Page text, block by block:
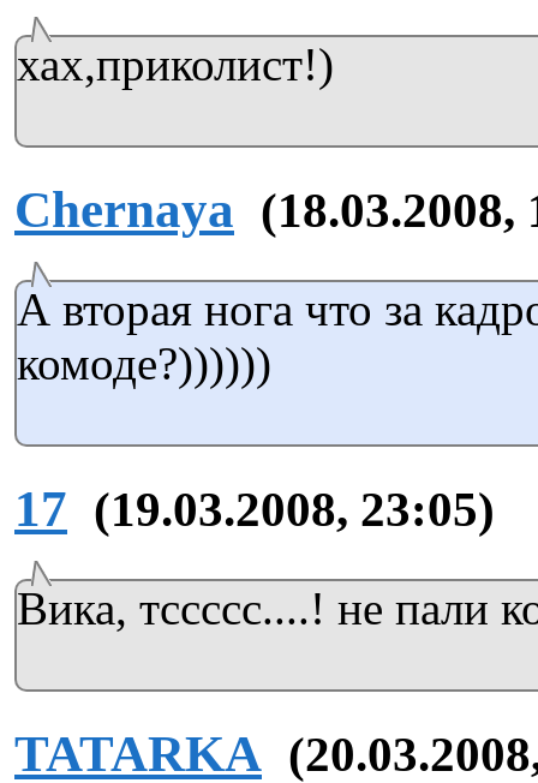
хах,приколист!)
Chernaya (18.03.2008,
А вторая нога что за
комоде?))))))
17 (19.03.2008, 23:05)
Вика, тссссс....! не пали
TATARKA